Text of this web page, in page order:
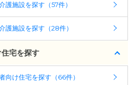
の特徴
721
19：00
施設情報を掲載
護施設を探す（57件）
護施設を探す（28件）
宅を探す
向け住宅を探す（66件）